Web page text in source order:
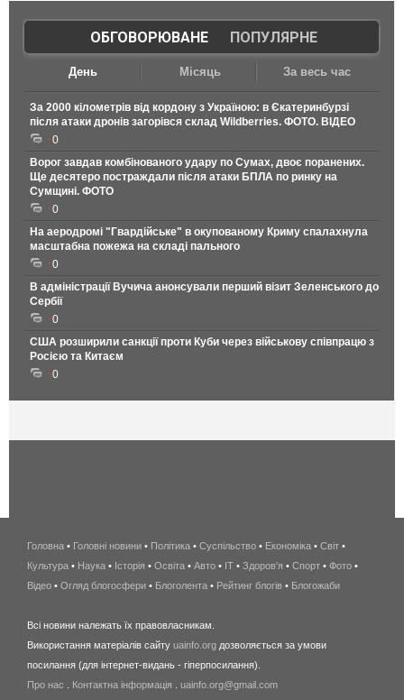
ОБГОВОРЮВАНЕ| ПОПУЛЯРНЕ
День Місяць За весь час
За 2000 кілометрів від кордону з Україною: в Єкатеринбурзі
після атаки дронів загорівся склад Wildberries. ФОТО. ВІДЕО
0
Ворог завдав комбінованого удару по Сумах, двоє поранених.
Ще десятеро постраждали після атаки БПЛА по ринку на
Сумщині. ФОТО
0
На аеродромі "Гвардійське" в окупованому Криму спалахнула
масштабна пожежа на складі пального
0
В адміністрації Вучича анонсували перший візит Зеленського до
Сербії
0
США розширили санкції проти Куби через військову співпрацю з
Росією та Китаєм
0
беспроводной
интернет
киев
wimax
в
Головна • Головні новини • Політика • Суспільство • Економіка • Світ •
Культура • Наука • Історія • Освіта • Авто • IT • Здоров'я • Спорт • Фото •
Відео • Огляд блогосфери • Блоголента • Рейтинг блогів • Блогожаби
Всі новини належать їх правовласникам.
Використання матеріалів сайту uainfo.org дозволяється за умови
посилання (для інтернет-видань - гіперпосилання).
Про нас
Контактна інформація uainfo.org@gmail.com